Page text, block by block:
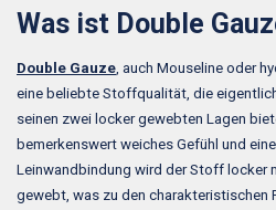
Was ist Double
Double Gauze , auch Mouseline oder
eine beliebte Stoffqualität, die
seinen zwei locker gewebten Lagen
bemerkenswert weiches Gefühl und
Leinwandbindung wird der Stoff locker
gewebt, was zu den charakteristischen